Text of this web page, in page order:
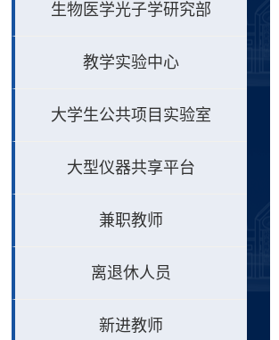
生物医学光子学研究部
教学实验中心
大学生公共项目实验室
大型仪器共享平台
兼职教师
离退休人员
新进教师